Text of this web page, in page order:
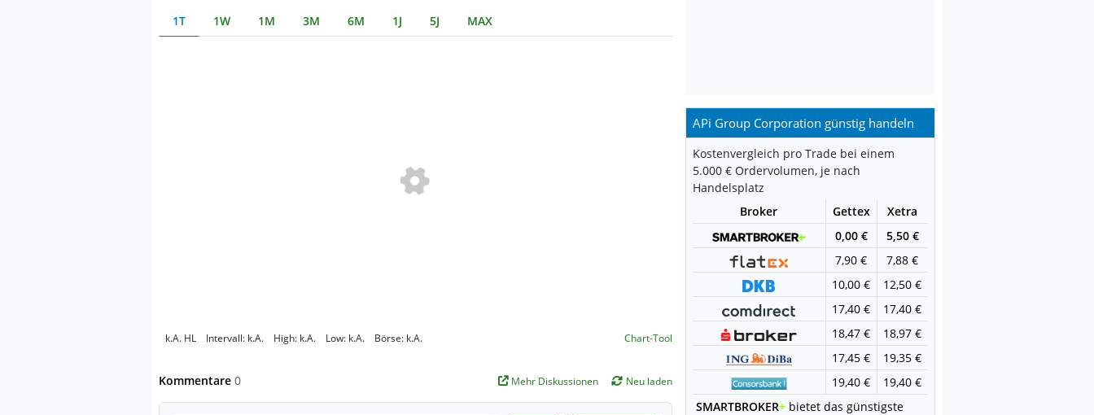
1T 1W 1M 3M 6M 1J 5J MAX
k.A. HL Intervall: k.A. High: k.A. Low: k.A. Börse: k.A. Chart-Tool
Kommentare 0 Mehr Diskussionen Neu laden
APi Group Corporation günstig handeln
Kostenvergleich pro Trade bei einem
5.000 € Ordervolumen, je nach
Handelsplatz
Broker
Gettex
Xetra
0,00 €
5,50 €
7,90 €
7,88 €
10,00 €
12,50 €
17,40 €
17,40 €
18,47 €
18,97 €
17,45 €
19,35 €
19,40 €
19,40 €
SMARTBROKER+bietet das günstigste